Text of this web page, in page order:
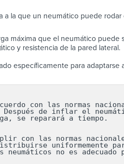
a la que un neumático puede
máxima que el neumático
y resistencia de la pared lateral.
específicamente para adaptarse
con las normas
de inflar el
se reparará a tiempo.
con las normas
uniformemente
no es